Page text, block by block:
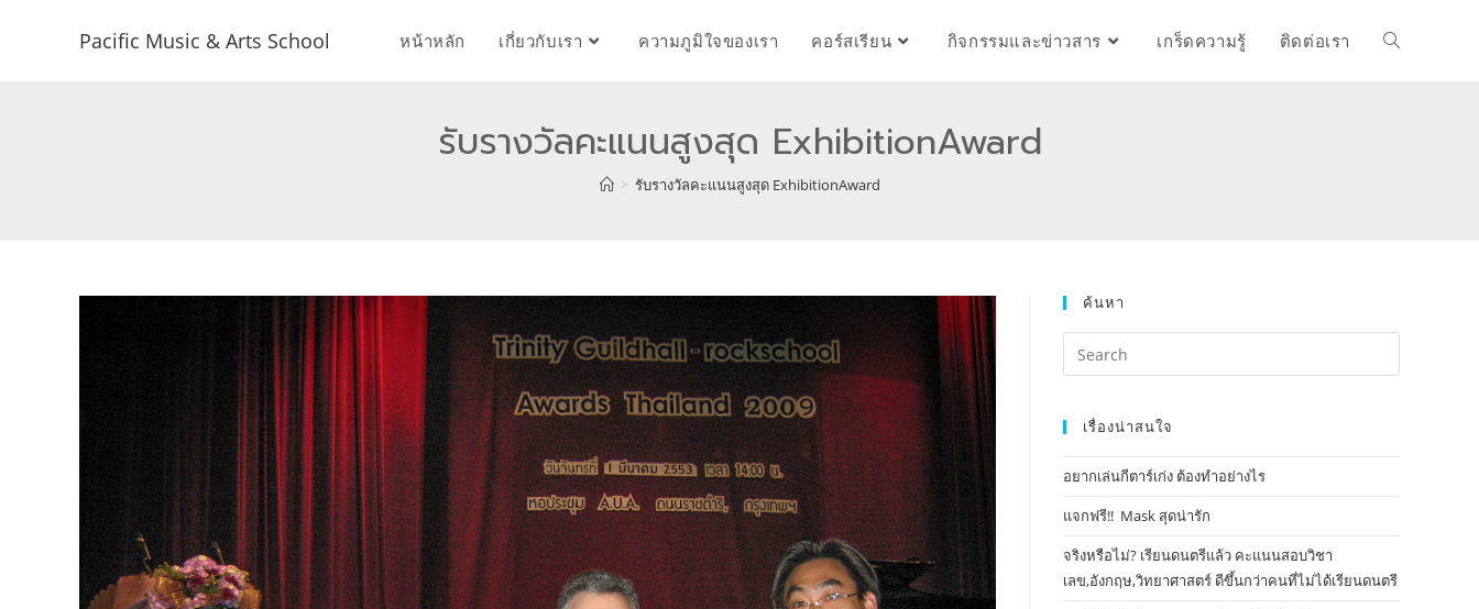
Pacific Music & Arts School หน้าหลัก เกี่ยวกับเรา ความภูมิใจของเรา คอร์สเรียน กิจกรรมและข่าวสาร เกร็ดความรู้ ติดต่อเรา
รับรางวัลคะแนนสูงสุด ExhibitionAward
> รับรางวัลคะแนนสูงสุด ExhibitionAward
ค้นหา
เรื่องน่าสนใจ
อยากเล่นกีตาร์เก่ง ต้องทำอย่างไร
แจกฟรี!! Mask​ สุดน่ารัก
จริงหรือไม่? เรียนดนตรีแล้ว คะแนนสอบวิชา
เลข,อังกฤษ,วิทยาศาสตร์ ดีขึ้นกว่าคนที่ไม่ได้เรียนดนตรี